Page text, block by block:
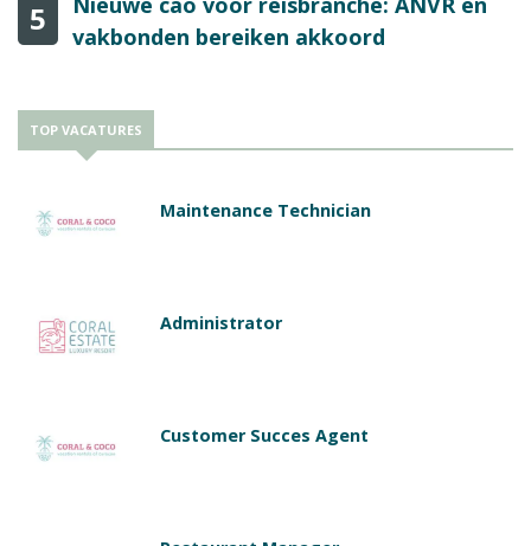
5
vakbonden bereiken akkoord
TOP VACATURES
Maintenance Technician
Administrator
Customer Succes Agent